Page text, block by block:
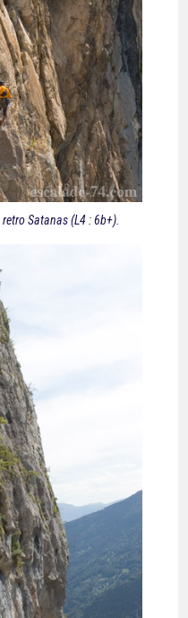
Satanas (L4 : 6b+).